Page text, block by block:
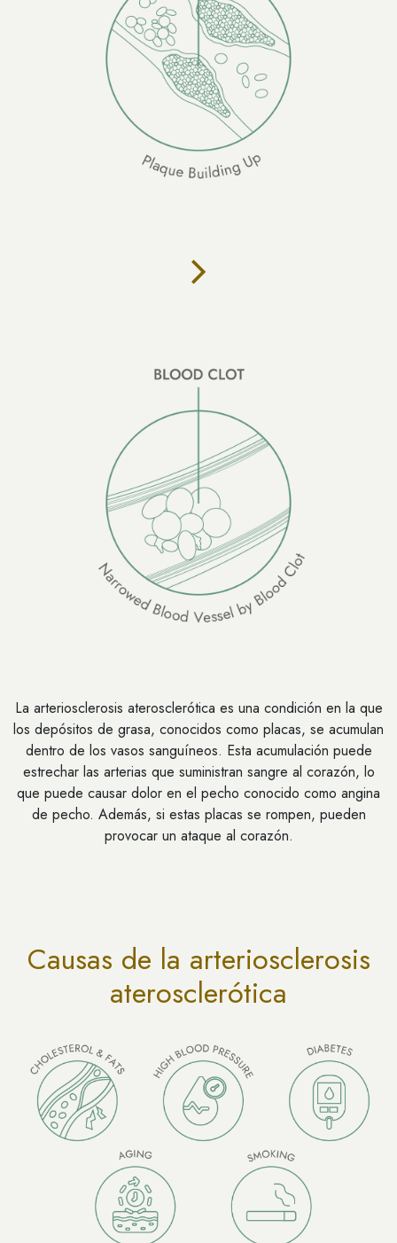
La arteriosclerosis aterosclerótica es una condición en la que
los depósitos de grasa, conocidos como placas, se acumulan
dentro de los vasos sanguíneos. Esta acumulación puede
estrechar las arterias que suministran sangre al corazón, lo
que puede causar dolor en el pecho conocido como angina
de pecho. Además, si estas placas se rompen, pueden
provocar un ataque al corazón.
Causas de la arteriosclerosis
aterosclerótica